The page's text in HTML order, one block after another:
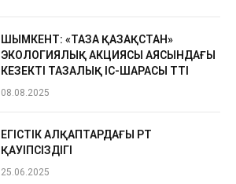
ШЫМКЕНТ: «ТАЗА ҚАЗАҚСТАН»
ЭКОЛОГИЯЛЫҚ АКЦИЯСЫ АЯСЫНДАҒЫ
КЕЗЕКТІ ТАЗАЛЫҚ ІС-ШАРАСЫ ӨТТІ
08.08.2025
ЕГІСТІК АЛҚАПТАРДАҒЫ ӨРТ
ҚАУІПСІЗДІГІ
25.06.2025